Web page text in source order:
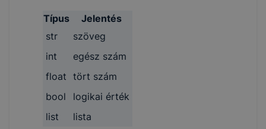
Típus
Jelentés
str
szöveg
int
egész szám
float tört szám
bool
logikai érték
list
lista